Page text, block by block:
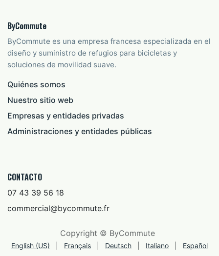
ByCommute
ByCommute es una empresa francesa especializada en el
diseño y suministro de refugios para bicicletas y
soluciones de movilidad suave.
Quiénes somos
Nuestro sitio web
Empresas y entidades privadas
Administraciones y entidades públicas
CONTACTO
07 43 39 56 18
commercial@bycommute.fr
Copyright © ByCommute
English (US) Français Deutsch Italiano Español